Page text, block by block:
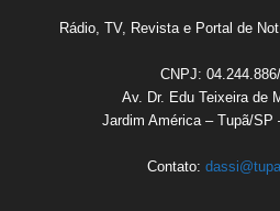
Rádio, TV, Revista e Portal de
CNPJ:
Av. Dr. Edu Teixeira de
Jardim América – Tupã/SP
Contato: